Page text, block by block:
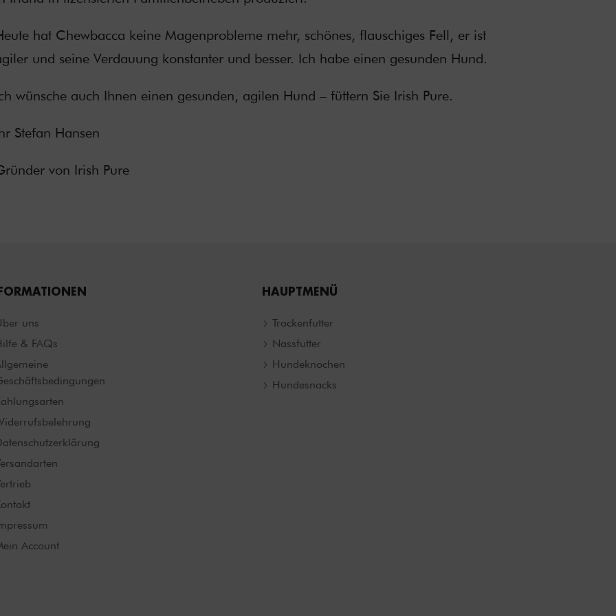
hat Chewbacca keine Magenprobleme mehr, schönes, flauschiges Fell, er ist
und seine Verdauung konstanter und besser. Ich habe einen gesunden Hund.
wünsche auch Ihnen einen gesunden, agilen Hund – füttern Sie Irish Pure.
Stefan Hansen
von Irish Pure
uns
& FAQs
Account
HAUPTMENÜ
Trockenfutter
Nassfutter
Hundeknochen
Hundesnacks